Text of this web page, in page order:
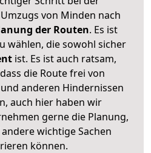
von Minden nach
der Routen. Es ist
wählen, die sowohl sicher
ist. Es ist auch ratsam,
die Route frei von
anderen Hindernissen
auch hier haben wir
gerne die Planung,
wichtige Sachen
können.